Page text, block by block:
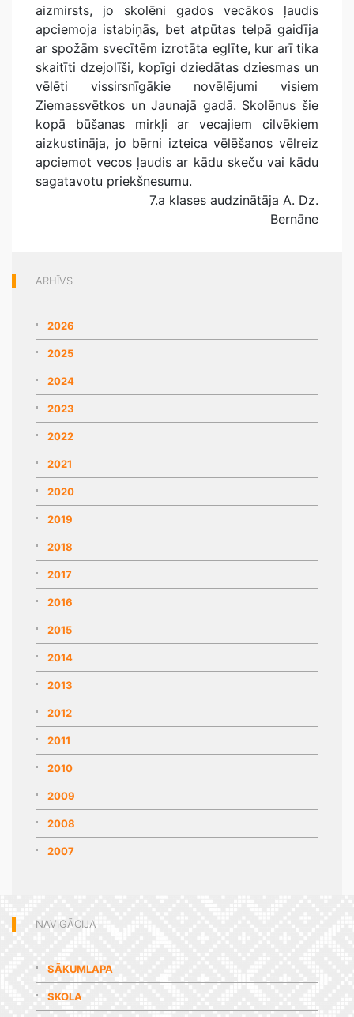
aizmirsts, jo skolēni gados vecākos ļaudis
apciemoja istabiņās, bet atpūtas telpā gaidīja
ar spožām svecītēm izrotāta eglīte, kur arī tika
skaitīti dzejolīši, kopīgi dziedātas dziesmas un
vēlēti vissirsnīgākie novēlējumi visiem
Ziemassvētkos un Jaunajā gadā. Skolēnus šie
kopā būšanas mirkļi ar vecajiem cilvēkiem
aizkustināja, jo bērni izteica vēlēšanos vēlreiz
apciemot vecos ļaudis ar kādu skeču vai kādu
sagatavotu priekšnesumu.
7.a klases audzinātāja A. Dz.
Bernāne
ARHĪVS
2026
2025
2024
2023
2022
2021
2020
2019
2018
2017
2016
2015
2014
2013
2012
2011
2010
2009
2008
2007
NAVIGĀCIJA
SĀKUMLAPA
SKOLA